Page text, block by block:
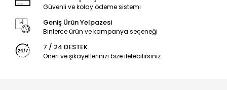
Güvenli ve kolay ödeme sistemi
Geniş Ürün Yelpazesi
Binlerce ürün ve kampanya seçeneği
7 / 24 DESTEK
Öneri ve şikayetlerinizi bize iletebilirsiniz.